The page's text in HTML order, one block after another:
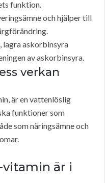
funktion.
och hjälper till
lagra askorbinsyra
av askorbinsyra.
verkan
är en vattenlöslig
funktioner som
som näringsämne och
vitamin är i